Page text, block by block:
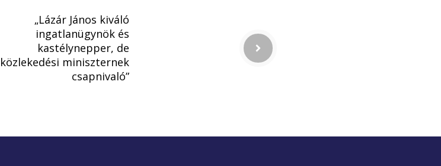
„Lázár János kiváló
ingatlanügynök és
kastélynepper, de
közlekedési miniszternek
csapnivaló”